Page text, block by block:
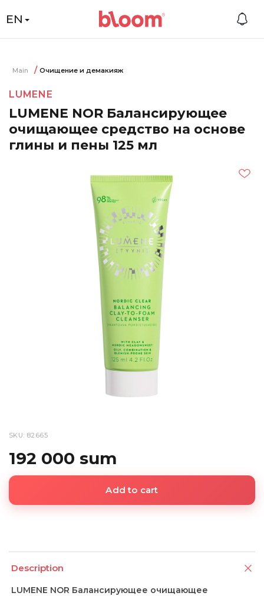
EN
Main Очищение и демакияж
LUMENE
LUMENE NOR Балансирующее
очищающее средство на основе
глины и пены 125 мл
SKU: 82665
192 000 sum
Add to cart
Description
LUMENE NOR Балансирующее очищающее